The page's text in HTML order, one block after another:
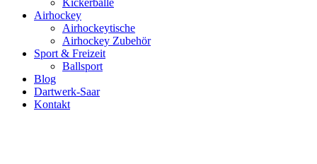
Airhockey
Airhockeytische
Airhockey Zubehör
Sport & Freizeit
Ballsport
Blog
Dartwerk-Saar
Kontakt